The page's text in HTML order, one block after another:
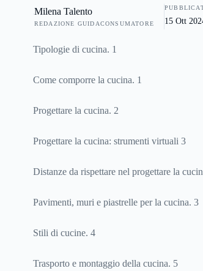
Milena Talento
REDAZIONE GUIDACONSUMATORE 15 Ott
Tipologie di cucina. 1
Come comporre la cucina. 1
Progettare la cucina. 2
Progettare la cucina: strumenti virtuali 3
Distanze da rispettare nel progettare la
Pavimenti, muri e piastrelle per la cucina. 3
Stili di cucine. 4
Trasporto e montaggio della cucina. 5